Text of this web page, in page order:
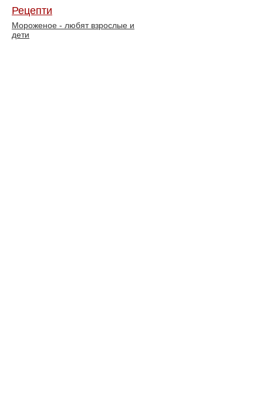
Рецепти
Мороженое - любят взрослые и
дети